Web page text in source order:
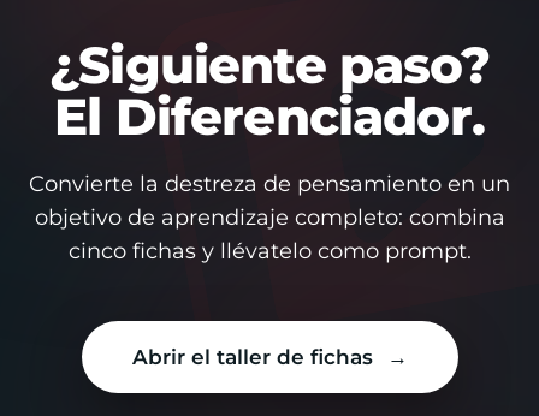
¿Siguiente paso?
El Diferenciador.
Convierte la destreza de pensamiento en un
objetivo de aprendizaje completo: combina
cinco fichas y llévatelo como prompt.
Abrir el taller de fichas